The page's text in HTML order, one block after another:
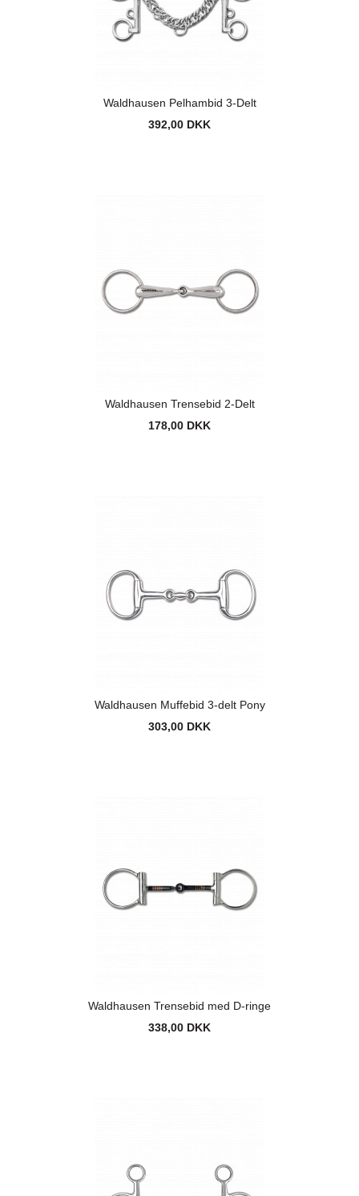
Waldhausen Pelhambid 3-Delt
392,00 DKK
Waldhausen Trensebid 2-Delt
178,00 DKK
Waldhausen Muffebid 3-delt Pony
303,00 DKK
Waldhausen Trensebid med D-ringe
338,00 DKK